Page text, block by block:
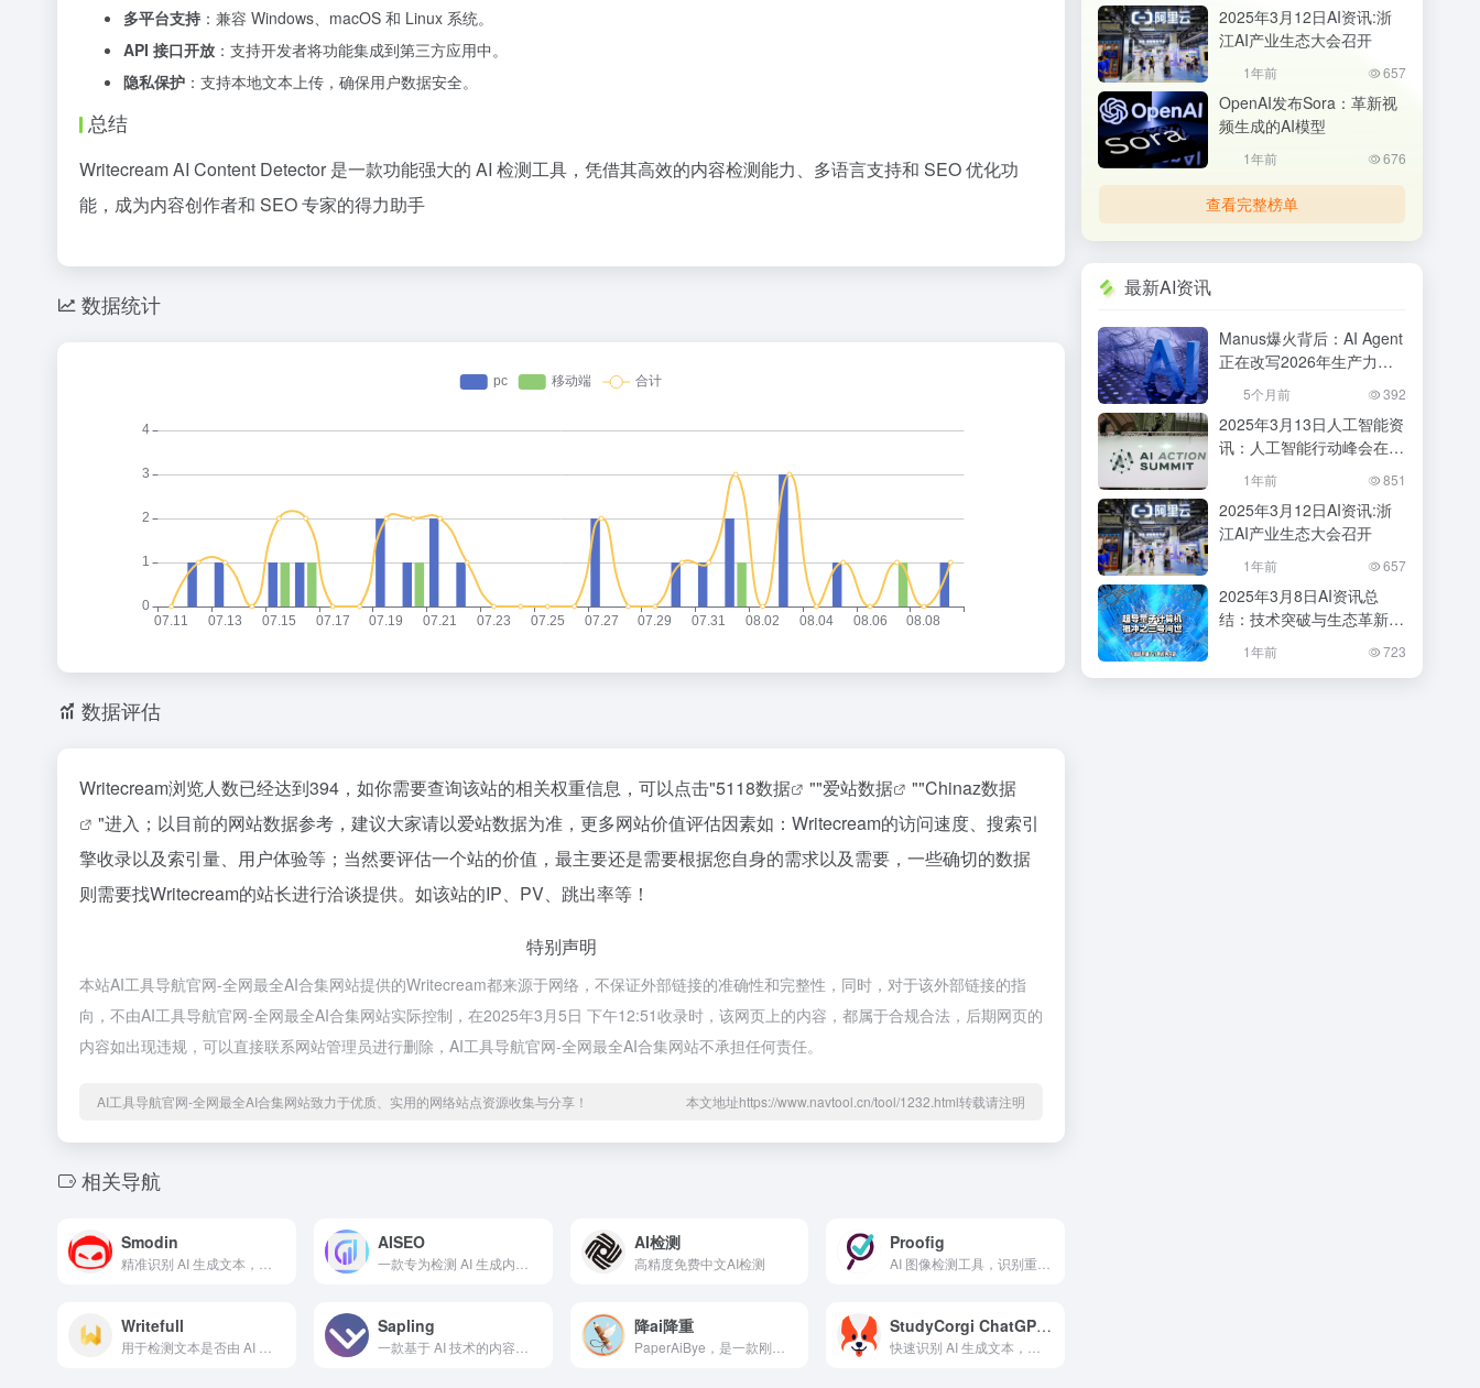
多平台支持 ：兼容 Windows、macOS 和 Linux 系统。
API 接口开放 ：支持开发者将功能集成到第三方应用中。
隐私保护 ：支持本地文本上传，确保用户数据安全。
总结
Writecream AI Content Detector 是一款功能强大的 AI 检测工具，凭借其高效的内容检测能力、多语言支持和 SEO 优化功
能，成为内容创作者和 SEO 专家的得力助手
数据统计
数据评估
Writecream浏览人数已经达到394，如你需要查询该站的相关权重信息，可以点击"5118数据 ""爱站数据 ""Chinaz数据
"进入；以目前的网站数据参考，建议大家请以爱站数据为准，更多网站价值评估因素如：Writecream的访问速度、搜索引
擎收录以及索引量、用户体验等；当然要评估一个站的价值，最主要还是需要根据您自身的需求以及需要，一些确切的数据
则需要找Writecream的站长进行洽谈提供。如该站的IP、PV、跳出率等！
特别声明
本站AI工具导航官网-全网最全AI合集网站提供的Writecream都来源于网络，不保证外部链接的准确性和完整性，同时，对于该外部链接的指
向，不由AI工具导航官网-全网最全AI合集网站实际控制，在2025年3月5日 下午12:51收录时，该网页上的内容，都属于合规合法，后期网页的
内容如出现违规，可以直接联系网站管理员进行删除，AI工具导航官网-全网最全AI合集网站不承担任何责任。
AI工具导航官网-全网最全AI合集网站致力于优质、实用的网络站点资源收集与分享！ 本文地址https://www.navtool.cn/tool/1232.html转载请注明
相关导航
Smodin AISEO AI检测
高精度免费中文AI检测
Proofig
Writefull Sapling 降ai降重 StudyCorgi ChatGPT Detector
2025年3月12日AI资讯:浙
江AI产业生态大会召开
1年前 657
OpenAI发布Sora：革新视
频生成的AI模型
1年前 676
查看完整榜单
最新AI资讯
Manus爆火背后：AI Agent
正在改写2026年生产力格
局，普通人该如何抓住机
5个月前 392
2025年3月13日人工智能资
讯：人工智能行动峰会在巴
黎成功举办
1年前 851
2025年3月12日AI资讯:浙
江AI产业生态大会召开
1年前 657
2025年3月8日AI资讯总
结：技术突破与生态革新并
1年前 723